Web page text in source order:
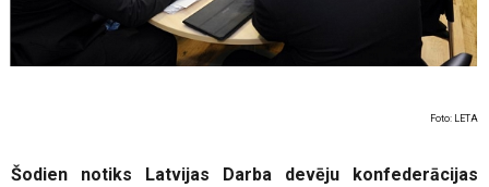
Foto: LETA
Šodien notiks Latvijas Darba devēju konfederācijas